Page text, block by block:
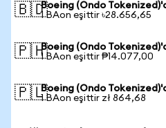
🇧🇩Boeing (Ondo
1 BAon eşittir ৳28.656,65
🇵🇭Boeing (Ondo
1 BAon eşittir ₱14.077,00
🇵🇱Boeing (Ondo
1 BAon eşittir zł 864,68